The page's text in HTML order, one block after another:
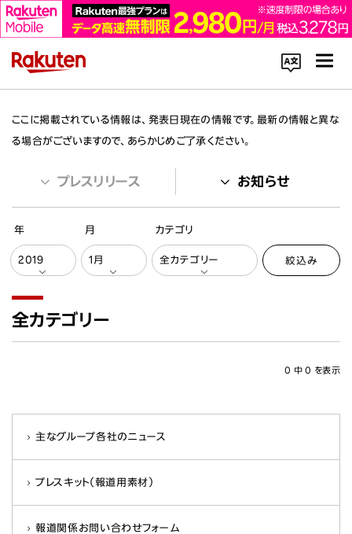
コーポレートサイト内を検索
楽天のサービス一覧はこちら
企業情報
Rakuten Innovation
ここに掲載されている情報は、発表日現在の情報です。最新の情報と異な
る場合がございますので、あらかじめご了承ください。
プレスリリース お知らせ
年 月 カテゴリ
絞込み
全カテゴリー
0 中0 を表示
主なグループ各社のニュース
プレスキット（報道用素材）
報道関係お問い合わせフォーム